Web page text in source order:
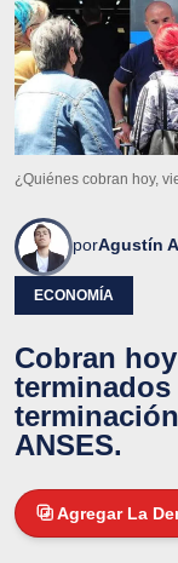
¿Quiénes cobran hoy,
porAgustín
ECONOMÍA
Cobran
terminados
ANSES.
Agregar La